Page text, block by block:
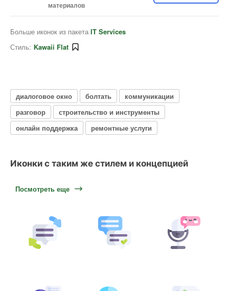
материалов
Больше иконок из пакета IT Services
Стиль: Kawaii Flat
диалоговое окно болтать
коммуникации
разговор
строительство и инструменты
онлайн поддержка
ремонтные услуги
Иконки с таким же стилем и концепцией
Посмотреть еще